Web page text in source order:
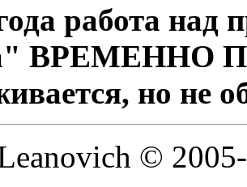
работа над
ВРЕМЕННО
но не
©